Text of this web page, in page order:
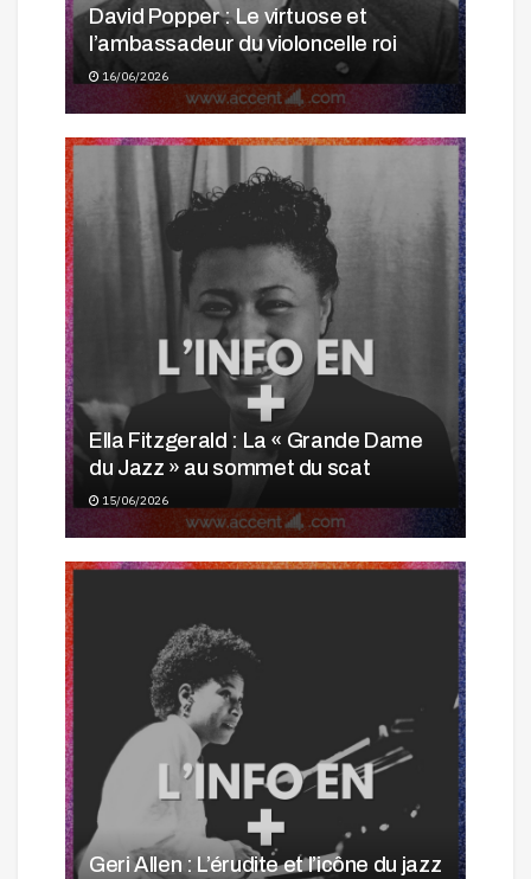
David Popper : Le virtuose et
l’ambassadeur du violoncelle roi
16/06/2026
Ella Fitzgerald : La « Grande Dame
du Jazz » au sommet du scat
15/06/2026
Geri Allen : L’érudite et l’icône du jazz